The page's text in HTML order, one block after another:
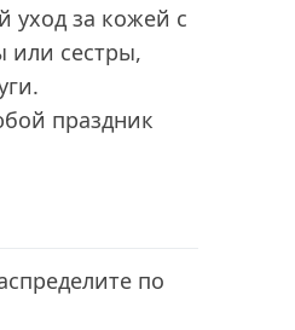
уход за кожей с
или сестры,
праздник
по